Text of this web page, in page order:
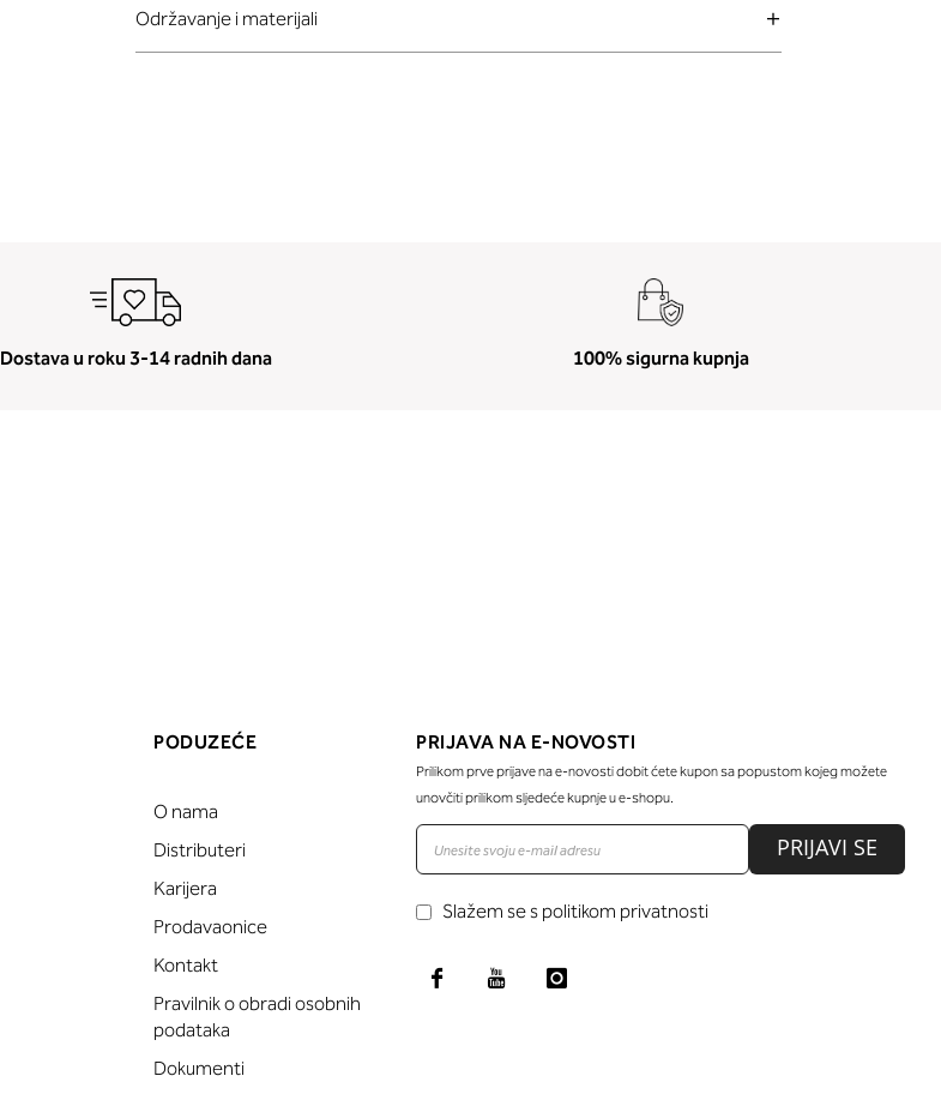
Održavanje i materijali
Dostava u roku 3-14 radnih dana 100% sigurna kupnja
PODUZEĆE
O nama
Distributeri
Karijera
Prodavaonice
Kontakt
Pravilnik o obradi osobnih
podataka
Dokumenti
PRIJAVA NA E-NOVOSTI
Prilikom prve prijave na e-novosti dobit ćete kupon sa popustom kojeg možete
unovčiti prilikom sljedeće kupnje u e-shopu.
PRIJAVI SE
Slažem se s politikom privatnosti